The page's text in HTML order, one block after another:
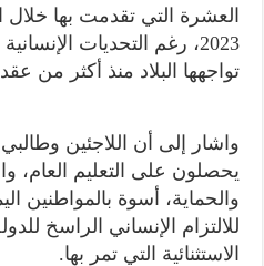
العشرة التي تقدمت بها خلال
2023، رغم التحديات
تواجهها البلاد منذ أكثر من
واشار إلى أن اللاجئين
يحصلون على التعليم العام،
والحماية، أسوة بالمواطنين
للالتزام الإنساني الراسخ
الاستثنائية التي تمر بها.